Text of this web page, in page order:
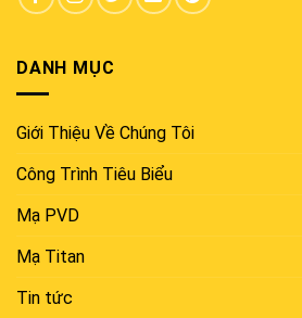
DANH MỤC
Giới Thiệu Về Chúng Tôi
Công Trình Tiêu Biểu
Mạ PVD
Mạ Titan
Tin tức